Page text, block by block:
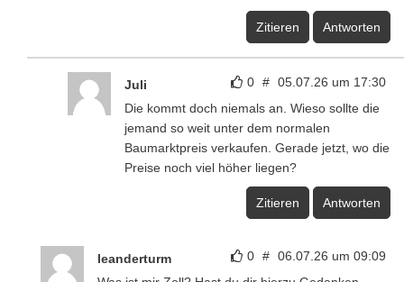
Zitieren Antworten
0 # 05.07.26 um 17:30
Juli
Die kommt doch niemals an. Wieso sollte die
jemand so weit unter dem normalen
Baumarktpreis verkaufen. Gerade jetzt, wo die
Preise noch viel höher liegen?
Zitieren Antworten
0 # 06.07.26 um 09:09
leanderturm